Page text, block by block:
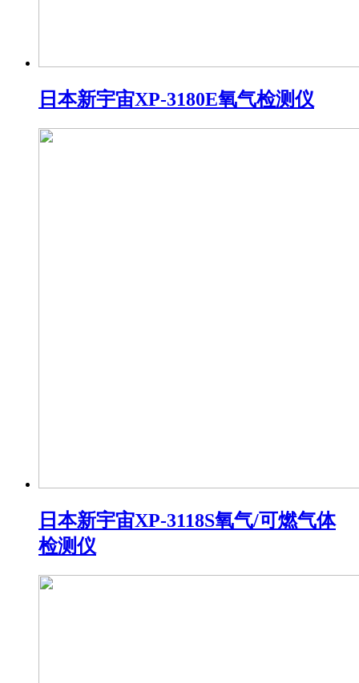
日本新宇宙XP-3180E氧气检测仪
日本新宇宙XP-3118S氧气/可燃气体
检测仪